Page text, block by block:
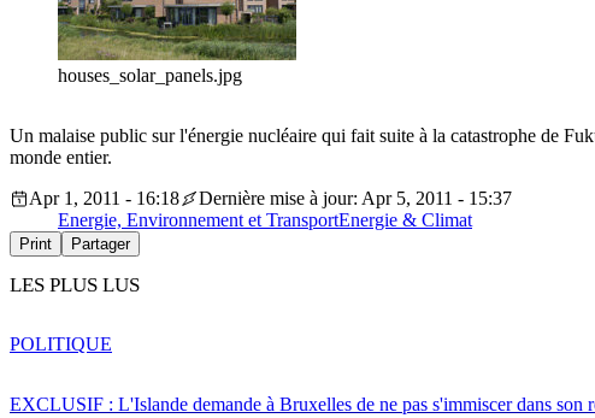
houses_solar_panels.jpg
Un malaise public sur l'énergie nucléaire qui fait suite à la catastrophe de
monde entier.
Apr 1, 2011 - 16:18
Dernière mise à jour: Apr 5, 2011 - 15:37
Energie, Environnement et TransportEnergie & Climat
Print Partager
LES PLUS LUS
EXCLUSIF : L'Islande demande à Bruxelles de ne pas s'immiscer dans son
POLITIQUE